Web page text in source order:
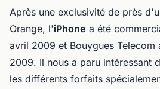
Après une exclusivité de près
Orange, l'iPhone a été
avril 2009 et Bouygues Telecom
2009. Il nous a paru intéressant
les différents forfaits